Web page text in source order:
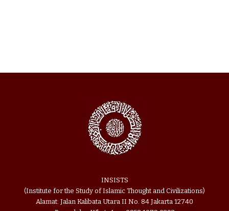
INSISTS
(Institute for the Study of Islamic Thought and Civilizations)
Alamat: Jalan Kalibata Utara II No. 84 Jakarta 12740